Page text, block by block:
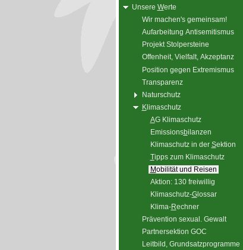
Unsere Werte
Wir machen's gemeinsam!
Aufarbeitung Antisemitismus
Projekt Stolpersteine
Offenheit, Vielfalt, Akzeptanz
Position gegen Extremismus
Transparenz
Naturschutz
Klimaschutz
AG Klimaschutz
Emissionsbilanzen
Klimaschutz in der Sektion
Tipps zum Klimaschutz
Mobilität und Reisen
Aktion: 130 freiwillig
Klimaschutz-Glossar
Klima-Rechner
Prävention sexual. Gewalt
Partnersektion GOC
Leitbild, Grundsatzprogramme